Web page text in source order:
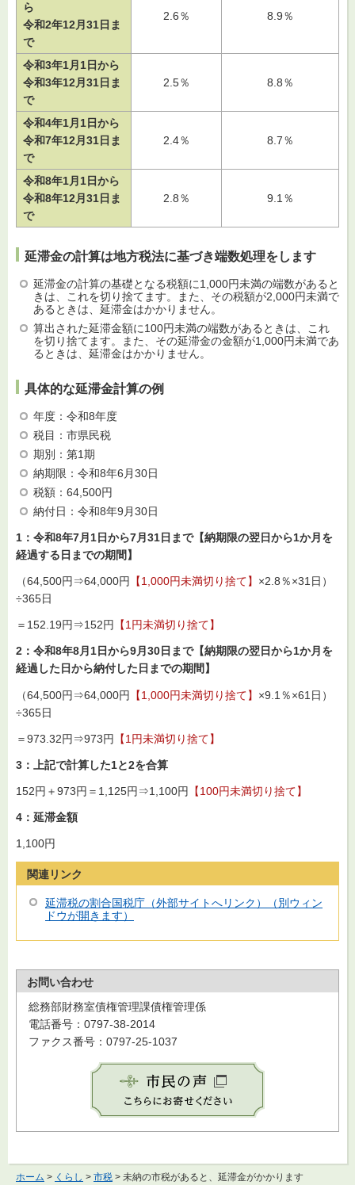
ら
令和2年12月31日ま
で
2.6％ 8.9％
令和3年1月1日から
令和3年12月31日ま
で
2.5％ 8.8％
令和4年1月1日から
令和7年12月31日ま
で
2.4％ 8.7％
令和8年1月1日から
令和8年12月31日ま
で
2.8％ 9.1％
延滞金の計算は地方税法に基づき端数処理をします
延滞金の計算の基礎となる税額に1,000円未満の端数があると
きは、これを切り捨てます。また、その税額が2,000円未満で
あるときは、延滞金はかかりません。
算出された延滞金額に100円未満の端数があるときは、これ
を切り捨てます。また、その延滞金の金額が1,000円未満であ
るときは、延滞金はかかりません。
具体的な延滞金計算の例
年度：令和8年度
税目：市県民税
期別：第1期
納期限：令和8年6月30日
税額：64,500円
納付日：令和8年9月30日
1：令和8年7月1日から7月31日まで【納期限の翌日から1か月を
経過する日までの期間】
（64,500円⇒64,000円 【1,000円未満切り捨て】 ×2.8％×31日）
÷365日
＝152.19円⇒152円 【1 円未満切り捨て】
2：令和8年8月1日から9月30日まで【納期限の翌日から1か月を
経過した日から納付した日までの期間】
（64,500円⇒64,000円 【1,000円未満切り捨て】 ×9.1％×61日）
÷365日
＝973.32円⇒973円 【1 円未満切り捨て】
3：上記で計算した1と2を合算
152円＋973円＝1,125円⇒1,100円 【100円未満切り捨て】
4：延滞金額
1,100円
関連リンク
延滞税の割合国税庁（外部サイトへリンク）（別ウィン
ドウが開きます）
お問い合わせ
総務部財務室債権管理課債権管理係
電話番号：0797-38-2014
ファクス番号：0797-25-1037
ホーム > くらし > 市税 > 未納の市税があると、延滞金がかかります